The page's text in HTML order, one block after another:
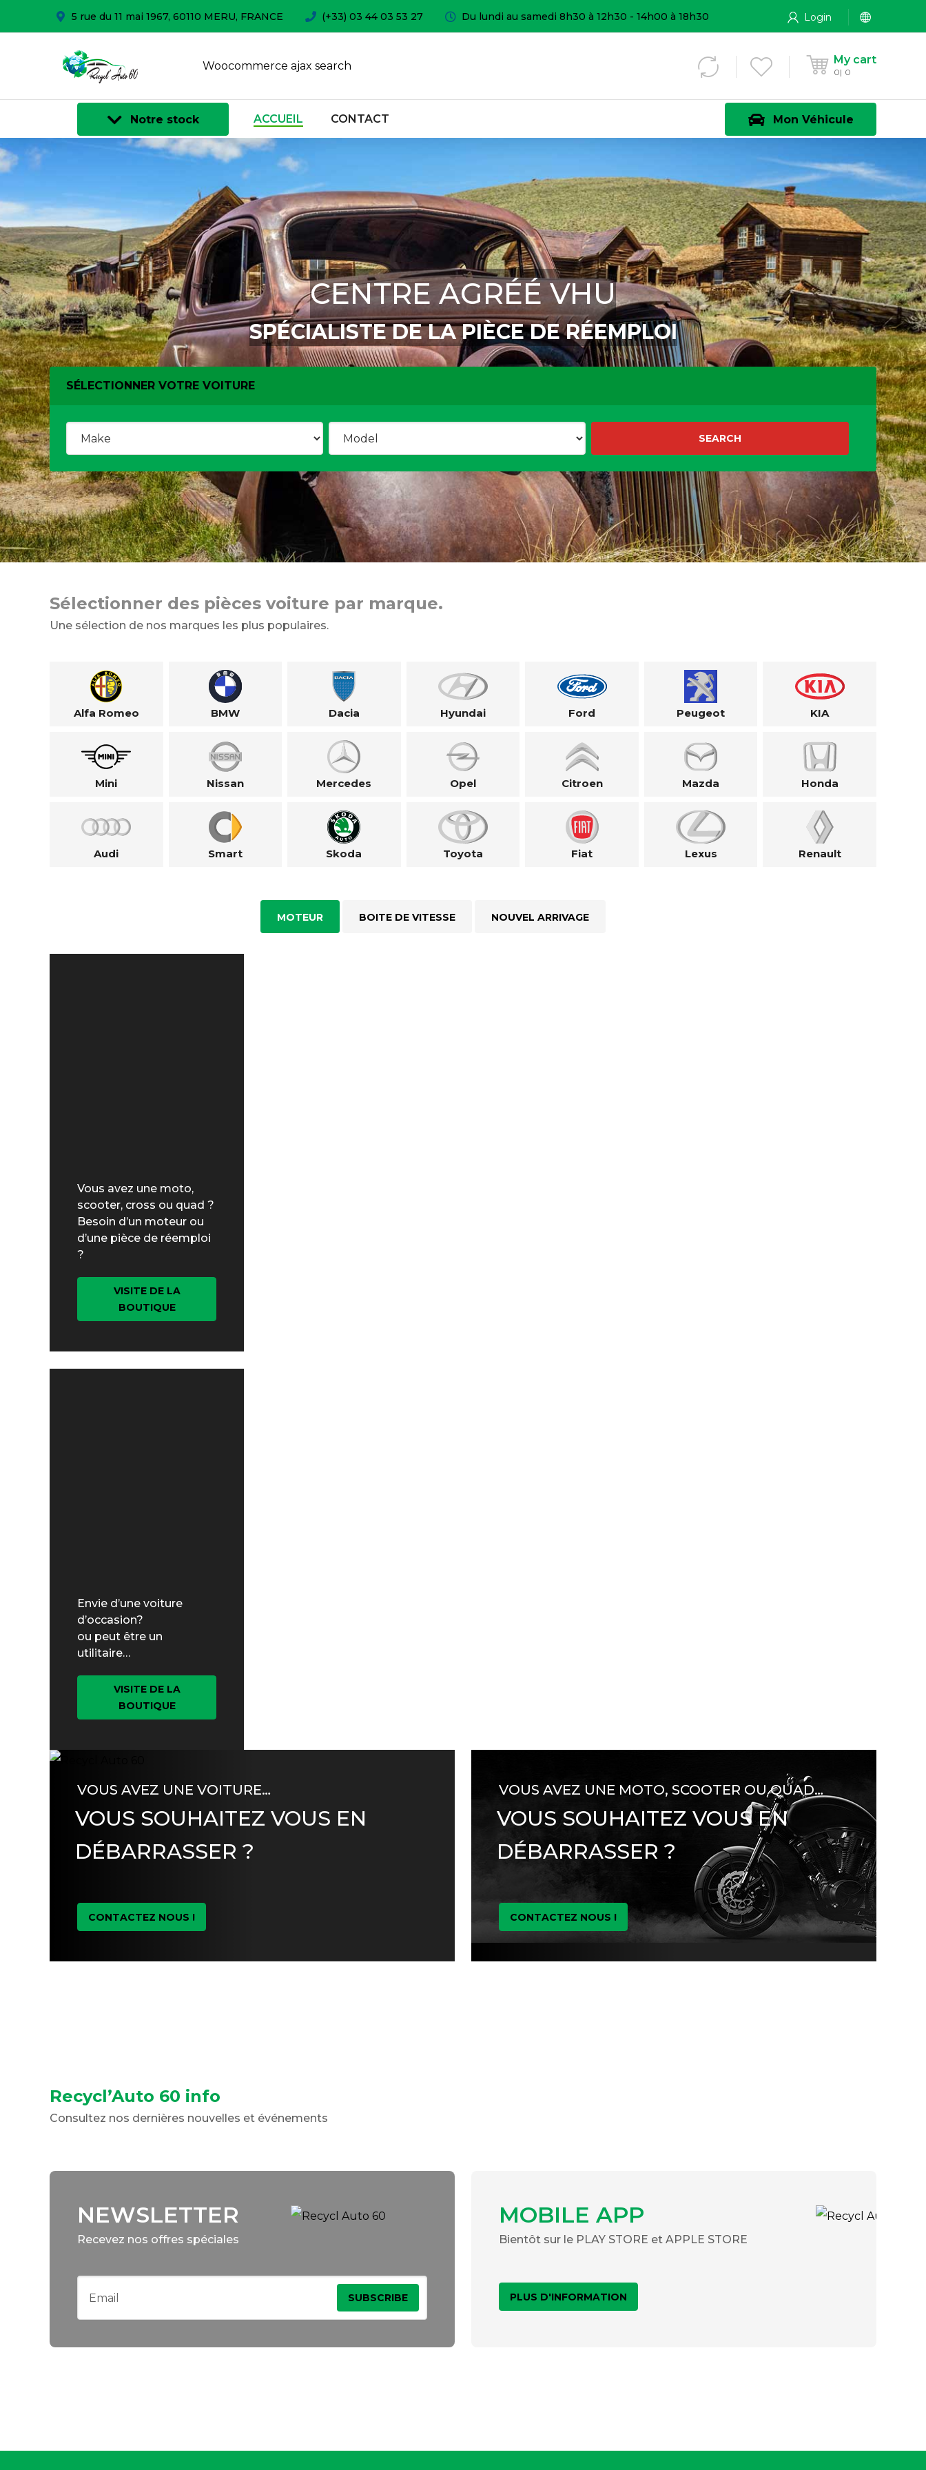
5 rue du 11 mai 1967, 60110 MERU, FRANCE (+33) 03 44 03 53 27 Du lundi au samedi 8h30 à 12h30 - 14h00 à 18h30 Login
Woocommerce ajax search My cart
0 0
Mon Véhicule
Notre stock ACCUEIL CONTACT
CENTRE AGRÉÉ VHU
SPÉCIALISTE DE LA PIÈCE DE RÉEMPLOI
SÉLECTIONNER VOTRE VOITURE
Sélectionner des pièces voiture par marque.
Une sélection de nos marques les plus populaires.
Alfa Romeo BMW Dacia Hyundai Ford Peugeot KIA
Mini Nissan Mercedes Opel Citroen Mazda Honda
Audi Smart Skoda Toyota Fiat Lexus Renault
Vous avez une moto,
scooter, cross ou quad ?
Besoin d’un moteur ou
d’une pièce de réemploi
?
VISITE DE LA
BOUTIQUE
Envie d’une voiture
d’occasion?
ou peut être un
utilitaire…
VISITE DE LA
BOUTIQUE
MOTEUR BOITE DE VITESSE NOUVEL ARRIVAGE
VOUS AVEZ UNE VOITURE…
VOUS SOUHAITEZ VOUS EN
DÉBARRASSER ?
CONTACTEZ NOUS !
VOUS AVEZ UNE MOTO, SCOOTER OU QUAD…
VOUS SOUHAITEZ VOUS EN
DÉBARRASSER ?
CONTACTEZ NOUS !
Recycl’Auto 60 info
Consultez nos dernières nouvelles et événements
NEWSLETTER
Recevez nos offres spéciales
MOBILE APP
Bientôt sur le PLAY STORE et APPLE STORE
PLUS D'INFORMATION